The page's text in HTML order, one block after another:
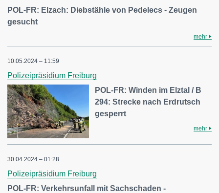
POL-FR: Elzach: Diebstähle von Pedelecs - Zeugen
gesucht
mehr
10.05.2024 – 11:59
Polizeipräsidium Freiburg
POL-FR: Winden im Elztal / B
294: Strecke nach Erdrutsch
gesperrt
mehr
30.04.2024 – 01:28
Polizeipräsidium Freiburg
POL-FR: Verkehrsunfall mit Sachschaden -